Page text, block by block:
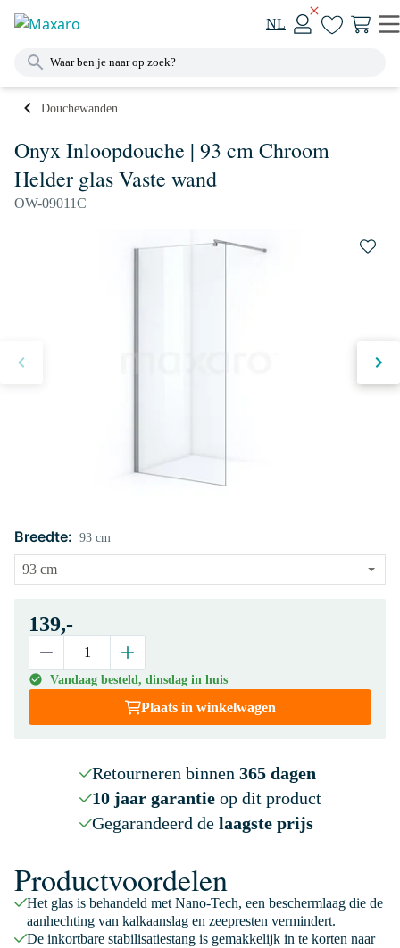
NL
Douchewanden
Onyx Inloopdouche | 93 cm Chroom
Helder glas Vaste wand
OW-09011C
Breedte: 93 cm
139,-
Vandaag besteld, dinsdag in huis
Plaats in winkelwagen
Retourneren binnen 365 dagen
10 jaar garantieop dit product
Gegarandeerd de laagste prijs
Productvoordelen
Het glas is behandeld met Nano-Tech, een beschermlaag die de
aanhechting van kalkaanslag en zeepresten vermindert.
De inkortbare stabilisatiestang is gemakkelijk in te korten naar